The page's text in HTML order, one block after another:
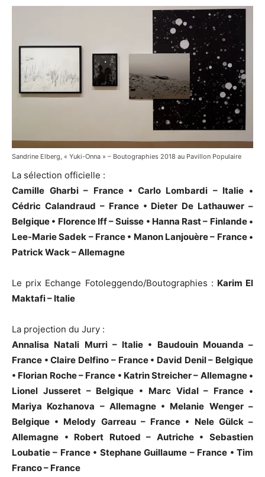
Cédric Calandraud, « France 98 » - Boutographies 2018 au Pavillon Populaire
Hanna Rast , « Pine Needles » - Boutographies 2018 au Pavillon Populaire
Sandrine Elberg, « Yuki-Onna » – Boutographies 2018 au Pavillon Populaire
La sélection officielle :
Camille Gharbi – France • Carlo Lombardi – Italie •
Cédric Calandraud – France • Dieter De Lathauwer –
Belgique • Florence Iff – Suisse • Hanna Rast – Finlande •
Lee-Marie Sadek – France • Manon Lanjouère – France •
Patrick Wack – Allemagne
Le prix Echange Fotoleggendo/Boutographies : Karim El
Maktafi – Italie
La projection du Jury :
Annalisa Natali Murri – Italie • Baudouin Mouanda –
France • Claire Delfino – France • David Denil – Belgique
• Florian Roche – France • Katrin Streicher – Allemagne •
Lionel Jusseret – Belgique • Marc Vidal – France •
Mariya Kozhanova – Allemagne • Melanie Wenger –
Belgique • Melody Garreau – France • Nele Gülck –
Allemagne • Robert Rutoed – Autriche • Sebastien
Loubatie – France • Stephane Guillaume – France • Tim
Franco – France